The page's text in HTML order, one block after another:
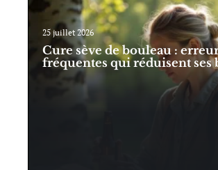
25 juillet 2026
Cure sève de bouleau :
fréquentes qui réduisent ses